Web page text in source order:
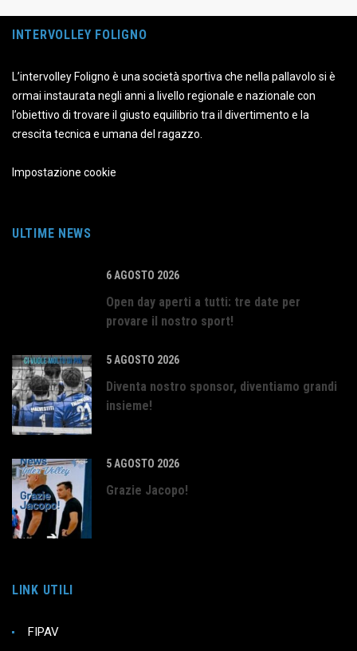
INTERVOLLEY FOLIGNO
L’intervolley Foligno è una società sportiva che nella pallavolo si è
ormai instaurata negli anni a livello regionale e nazionale con
l’obiettivo di trovare il giusto equilibrio tra il divertimento e la
crescita tecnica e umana del ragazzo.
Impostazione cookie
ULTIME NEWS
6 AGOSTO 2026
Open day aperti a tutti: tre date per
provare il nostro sport!
5 AGOSTO 2026
Diventa nostro sponsor, diventiamo grandi
insieme!
5 AGOSTO 2026
Grazie Jacopo!
LINK UTILI
FIPAV